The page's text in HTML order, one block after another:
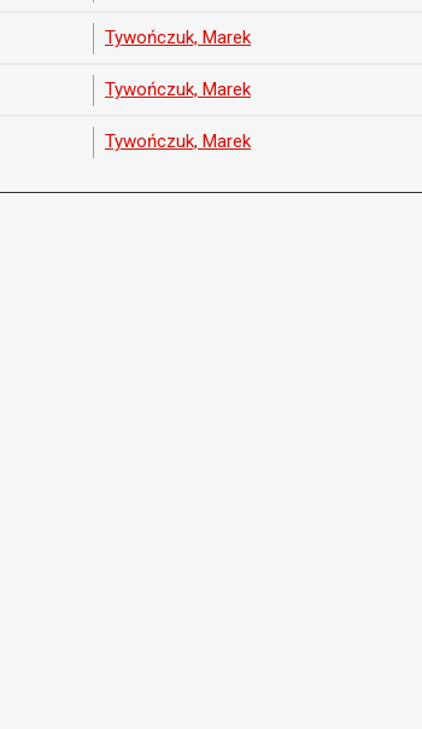
Tywończuk, Marek
Tywończuk, Marek
Tywończuk, Marek